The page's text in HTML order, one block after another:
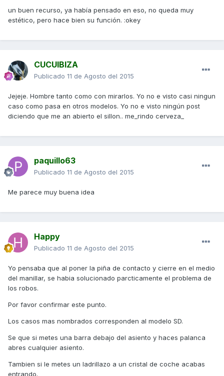
un buen recurso, ya había pensado en eso, no queda muy
estético, pero hace bien su función. :okey
CUCUIBIZA
Publicado 11 de Agosto del 2015
Jejeje. Hombre tanto como con mirarlos. Yo no e visto casi ningun
caso como pasa en otros modelos. Yo no e visto ningún post
diciendo que me an abierto el sillon.. me_rindo cerveza_
paquillo63
Publicado 11 de Agosto del 2015
Me parece muy buena idea
Happy
Publicado 11 de Agosto del 2015
Yo pensaba que al poner la piña de contacto y cierre en el medio
del manillar, se habia solucionado parcticamente el problema de
los robos.
Por favor confirmar este punto.
Los casos mas nombrados corresponden al modelo SD.
Se que si metes una barra debajo del asiento y haces palanca
abres cualquier asiento.
Tambien si le metes un ladrillazo a un cristal de coche acabas
entrando.